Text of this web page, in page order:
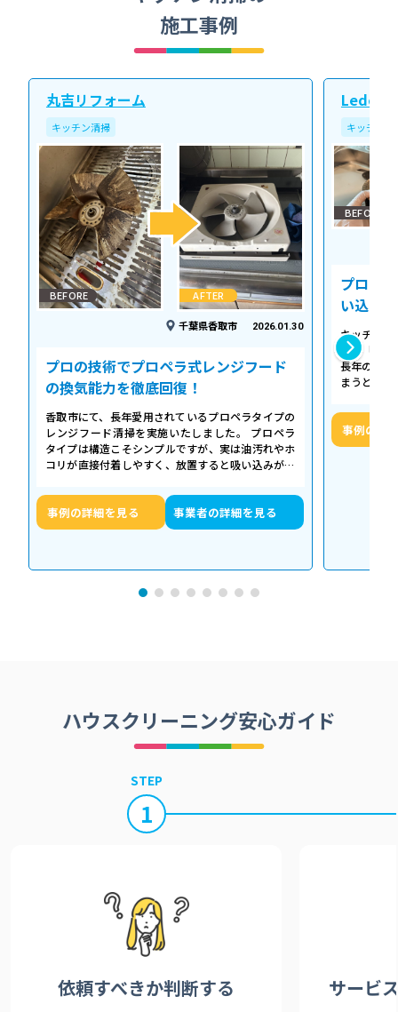
施工事例
丸吉リフォーム
キッチン清掃
BEFORE AFTER
千葉県香取市 2026.01.30
プロの技術でプロペラ式レンジフード
の換気能力を徹底回復！
香取市にて、長年愛用されているプロペラタイプの
レンジフード清掃を実施いたしました。 プロペラ
タイプは構造こそシンプルですが、実は油汚れやホ
コリが直接付着しやすく、放置すると吸い込みが悪
事例の詳細を見る 事業者の詳細を見る
Ledope
キッチン清
BEFORE
プロの
い込み
キッチン
える「シ
長年の調
まうとご
事例の詳
ハウスクリーニング安心ガイド
STEP
1
依頼すべきか判断する サービ